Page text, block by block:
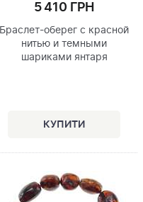
5 410 ГРН
Браслет-оберег с красной
нитью и темными
шариками янтаря